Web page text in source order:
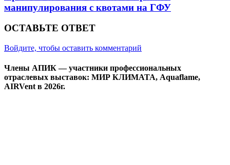
манипулирования с квотами на ГФУ
ОСТАВЬТЕ ОТВЕТ
Войдите, чтобы оставить комментарий
Члены АПИК — участники профессиональных
отраслевых выставок: МИР КЛИМАТА, Aquaflame,
AIRVent в 2026г.